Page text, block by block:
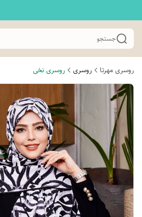
جستجو
روسری مهرتا روسری روسری نخی